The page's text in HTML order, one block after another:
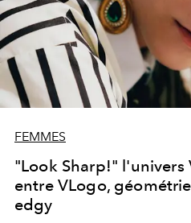
FEMMES
"Look Sharp!" l'univers
entre VLogo,
edgy